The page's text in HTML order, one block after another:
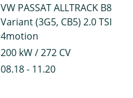
VW PASSAT ALLTRACK B8
Variant (3G5, CB5) 2.0 TSI
4motion
200 kW / 272 CV
08.18 - 11.20